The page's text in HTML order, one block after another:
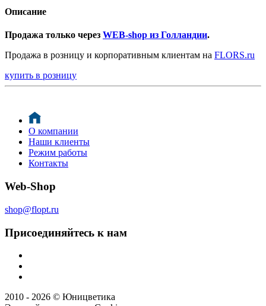
Описание
Продажа только через WEB-shop из Голландии.
Продажа в розницу и корпоративным клиентам на FLORS.ru
купить в розницу
О компании
Наши клиенты
Режим работы
Контакты
Web-Shop
shop@flopt.ru
Присоединяйтесь к нам
2010 - 2026 © Юницветика